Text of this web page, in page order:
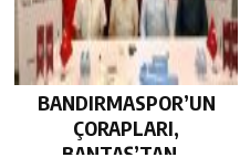
BANDIRMASPOR’UN
ÇORAPLARI,
BANTAŞ’TAN…